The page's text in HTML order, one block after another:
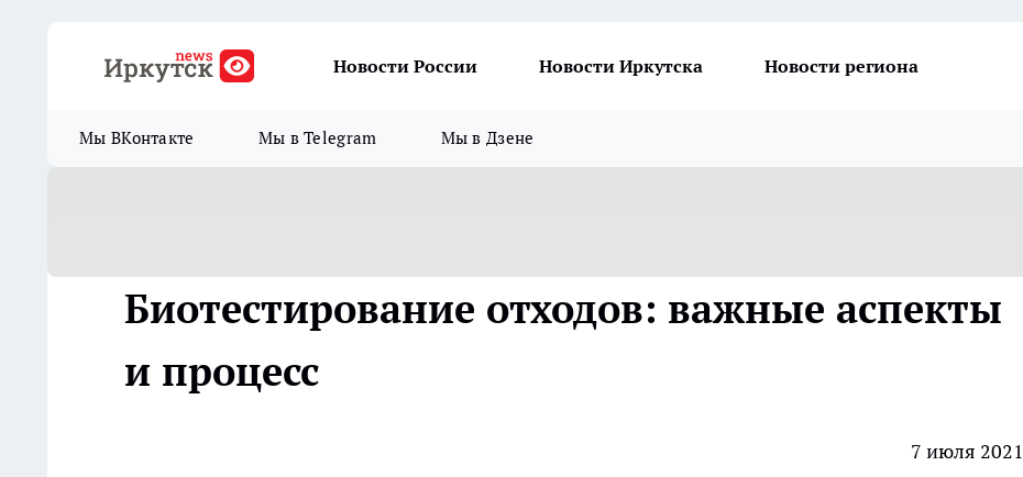
Новости России Новости Иркутска Новости региона
Мы ВКонтакте Мы в Telegram Мы в Дзене
Биотестирование отходов: важные аспекты
и процесс
7 июля 2021